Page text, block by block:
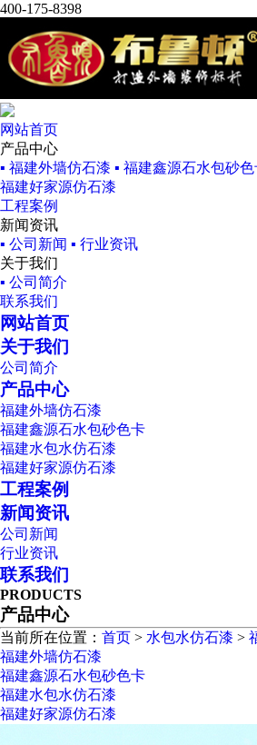
400-175-8398
网站首页
产品中心
▪ 福建外墙仿石漆 ▪ 福建鑫源石水包砂
福建好家源仿石漆
工程案例
新闻资讯
▪ 公司新闻 ▪ 行业资讯
关于我们
▪ 公司简介
联系我们
网站首页
关于我们
公司简介
产品中心
福建外墙仿石漆
福建鑫源石水包砂色卡
福建水包水仿石漆
福建好家源仿石漆
工程案例
新闻资讯
公司新闻
行业资讯
联系我们
PRODUCTS
产品中心
当前所在位置： 首页 > 水包水仿石漆 >
福建外墙仿石漆
福建鑫源石水包砂色卡
福建水包水仿石漆
福建好家源仿石漆